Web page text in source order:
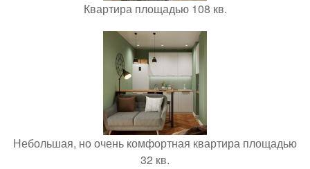
Квартира площадью 108 кв.
Небольшая, но очень комфортная квартира площадью
32 кв.